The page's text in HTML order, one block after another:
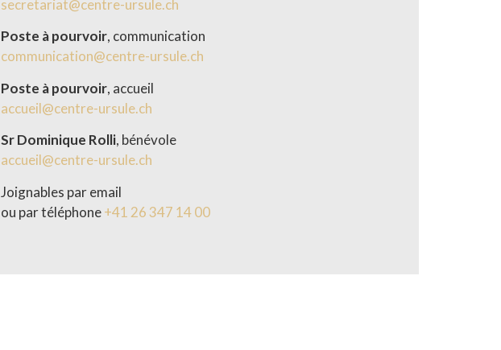
secretariat@centre-ursule.ch
Poste à pourvoir, communication
communication@centre-ursule.ch
Poste à pourvoir, accueil
accueil@centre-ursule.ch
Sr Dominique Rolli, bénévole
accueil@centre-ursule.ch
Joignables par email
ou par téléphone+41 26 347 14 00